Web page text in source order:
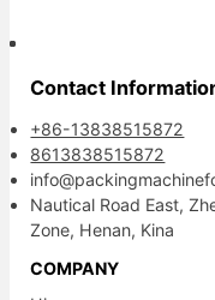
Contact
+86-13838515872
8613838515872
Nautical Road East,
Zone, Henan, Kina
COMPANY